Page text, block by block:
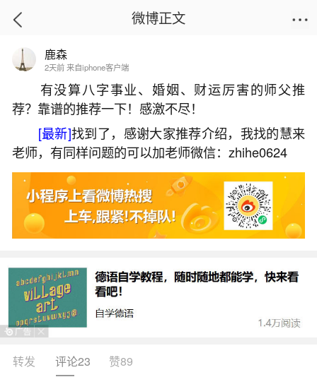
首页
中国元宵节的来历研究
2026-07-05 09:55:44 15 7 赞
生活中像中国元宵节的来历研究都是很常见的
微博正文
鹿森
2天前 来自iphone客户端
有没算八字事业、婚姻、财运厉害的师父推
荐？靠谱的推荐一下！感激不尽！
[最新]找到了，感谢大家推荐介绍，我找的慧来
老师，有同样问题的可以加老师微信：zhihe0624
转发 评论23 赞89